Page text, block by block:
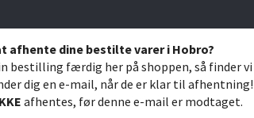
afhente dine bestilte varer i Hobro?
bestilling færdig her på shoppen, så finder vi
dig en e-mail, når de er klar til afhentning!
afhentes, før denne e-mail er modtaget.